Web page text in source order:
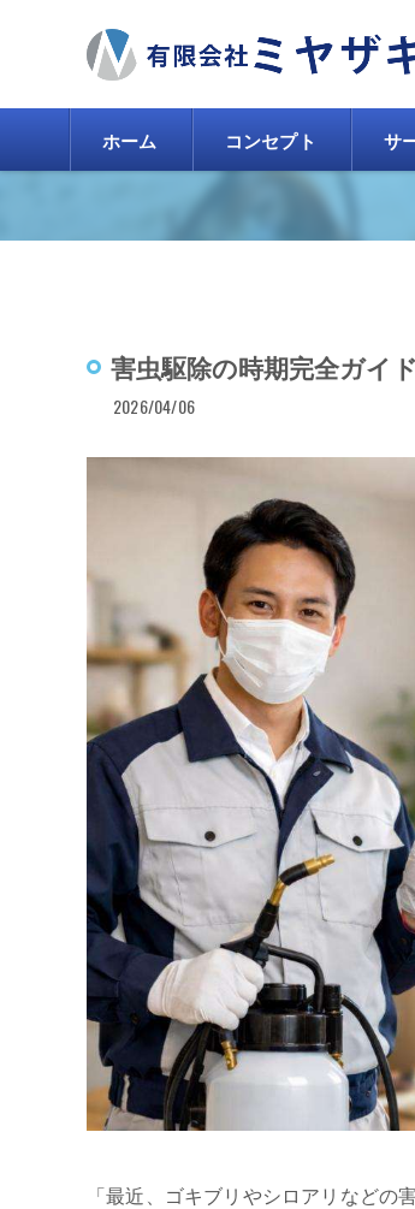
ホーム コンセプト サ
害虫駆除の時期完全ガイ
2026/04/06
「最近、ゴキブリやシロアリなど